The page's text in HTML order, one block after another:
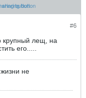
#6
крупный лещ, на
его.....
не